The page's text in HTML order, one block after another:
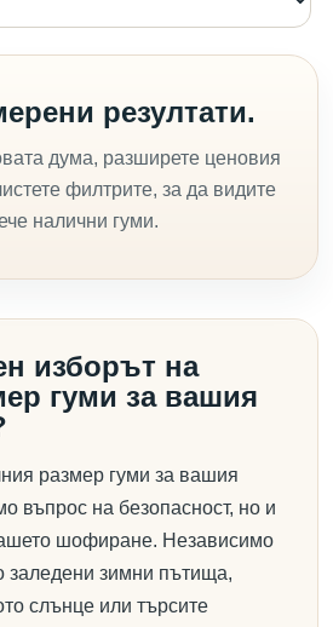
резултати.
дума, разширете ценовия
филтрите, за да видите
налични гуми.
изборът на
гуми за вашия
размер гуми за вашия
въпрос на безопасност, но и
шофиране. Независимо
заледени зимни пътища,
слънце или търсите